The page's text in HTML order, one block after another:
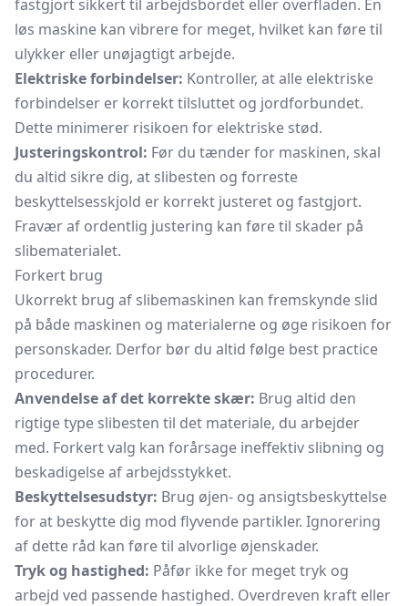
fastgjort sikkert til arbejdsbordet eller overfladen. En
løs maskine kan vibrere for meget, hvilket kan føre til
ulykker eller unøjagtigt arbejde.
Elektriske forbindelser: Kontroller, at alle elektriske
forbindelser er korrekt tilsluttet og jordforbundet.
Dette minimerer risikoen for elektriske stød.
Justeringskontrol: Før du tænder for maskinen, skal
du altid sikre dig, at slibesten og forreste
beskyttelsesskjold er korrekt justeret og fastgjort.
Fravær af ordentlig justering kan føre til skader på
slibematerialet.
Forkert brug
Ukorrekt brug af slibemaskinen kan fremskynde slid
på både maskinen og materialerne og øge risikoen for
personskader. Derfor bør du altid følge best practice
procedurer.
Anvendelse af det korrekte skær: Brug altid den
rigtige type slibesten til det materiale, du arbejder
med. Forkert valg kan forårsage ineffektiv slibning og
beskadigelse af arbejdsstykket.
Beskyttelsesudstyr: Brug øjen- og ansigtsbeskyttelse
for at beskytte dig mod flyvende partikler. Ignorering
af dette råd kan føre til alvorlige øjenskader.
Tryk og hastighed: Påfør ikke for meget tryk og
arbejd ved passende hastighed. Overdreven kraft eller